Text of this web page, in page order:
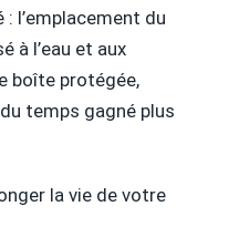
l’emplacement du
à l’eau et aux
boîte protégée,
temps gagné plus
la vie de votre